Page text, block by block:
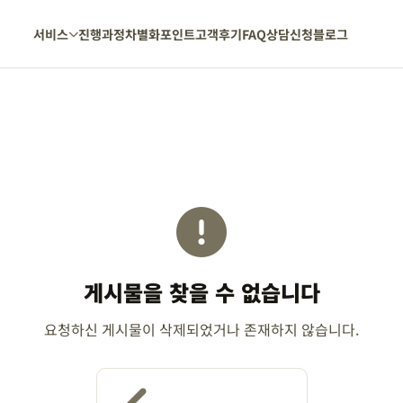
서비스 진행과정차별화포인트고객후기FAQ상담신청블로그
게시물을 찾을 수 없습니다
요청하신 게시물이 삭제되었거나 존재하지 않습니다.